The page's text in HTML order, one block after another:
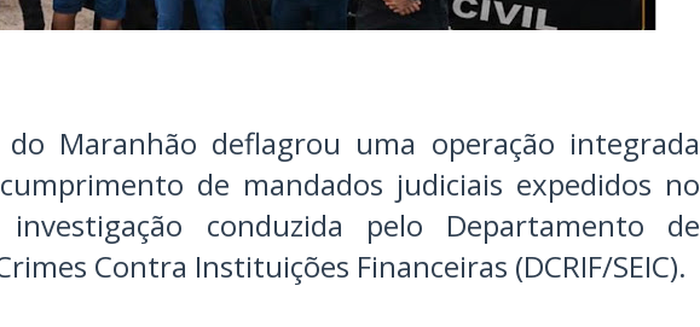
do Maranhão deflagrou uma operação integrada
de mandados judiciais expedidos no
conduzida pelo Departamento de
Contra Instituições Financeiras (DCRIF/SEIC).